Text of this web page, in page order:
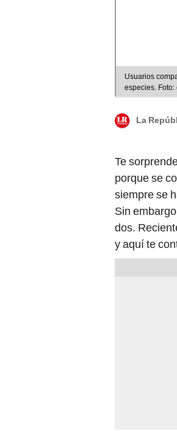
Usuarios
especies. Foto:
La
Te
porque se
siempre se
Sin
dos.
y aquí te